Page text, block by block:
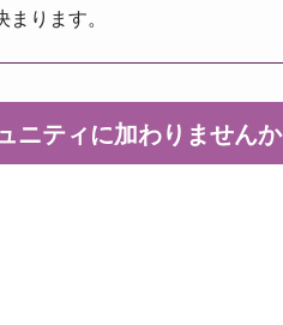
ります。
ニティに加わりませんか